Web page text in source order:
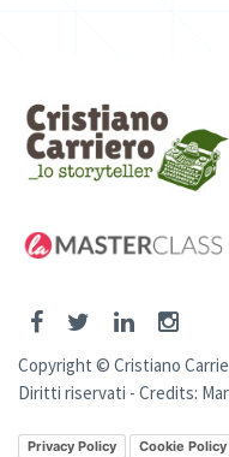
Copyright © Cristiano
Diritti riservati - Credits:
Privacy Policy Cookie Policy